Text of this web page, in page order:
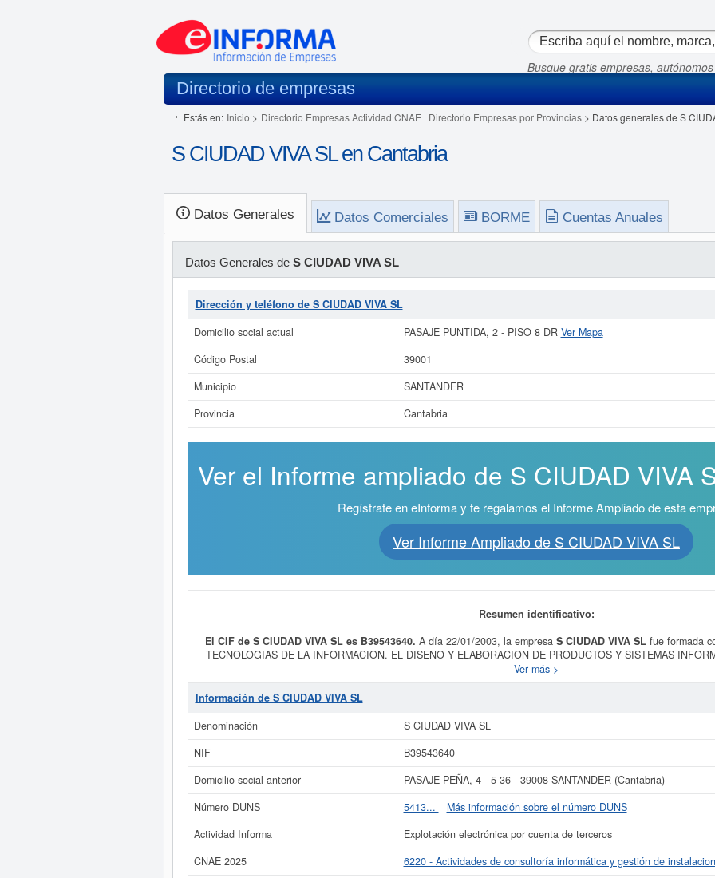
Busque gratis empresas,
Directorio de empresas
Estás en: Inicio > Directorio Empresas Actividad CNAE | Directorio Empresas por Provincias> Datos generales de S
S CIUDAD VIVA SL en Cantabria
Datos Generales Datos Comerciales BORME Cuentas Anuales
Datos Generales de S CIUDAD VIVA SL
Dirección y teléfono de S CIUDAD VIVA SL
Domicilio social actual
PASAJE PUNTIDA, 2 - PISO 8 DR Ver Mapa
Código Postal
39001
Municipio
SANTANDER
Provincia
Cantabria
Ver el Informe ampliado de S CIUDAD VIVA
Regístrate en eInforma y te regalamos el Informe Ampliado de esta
Ver Informe Ampliado de S CIUDAD VIVA SL
Resumen identificativo:
El CIF de S CIUDAD VIVA SL es B39543640. A día 22/01/2003, la empresa S CIUDAD VIVA SLfue formada
TECNOLOGIAS DE LA INFORMACION. EL DISENO Y ELABORACION DE PRODUCTOS Y SISTEMAS
WEB, SISTEMAS DE INFORMACION MULTIMEDIA, CAPTURA Y TRATAMIENTO DE LA INFORMACION,
es 6220 - Actividades de consultoría informática y gestión de instalaciones informáticas. En la clasificación SIC, la
con el número 73760000. El conjunto de empleados que completa la empresa
son, puede hacerlo en esta misma web. Su patrimonio social de la compañia está entre el rango de 0 a 3.100 €.
Si está interesado en conocer más datos de la empresa S CIUDAD VIVA SL puede
VIVA SL y consultar los resultados de sus años de actividad, así como los balances y cuentas de
La última actualización del informe de empresa se ha realizado el 07/06/2025.
Ver más >
Información de S CIUDAD VIVA SL
Denominación
S CIUDAD VIVA SL
NIF
B39543640
Domicilio social anterior
PASAJE PEÑA, 4 - 5 36 - 39008 SANTANDER (Cantabria)
Número DUNS
5413...
Más información sobre el número DUNS
Actividad Informa
Explotación electrónica por cuenta de terceros
CNAE 2025
6220 - Actividades de consultoría informática y gestión de